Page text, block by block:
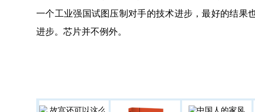
一个工业强国试图压制对手的技术进步，最好的结果
进步。芯片并不例外。